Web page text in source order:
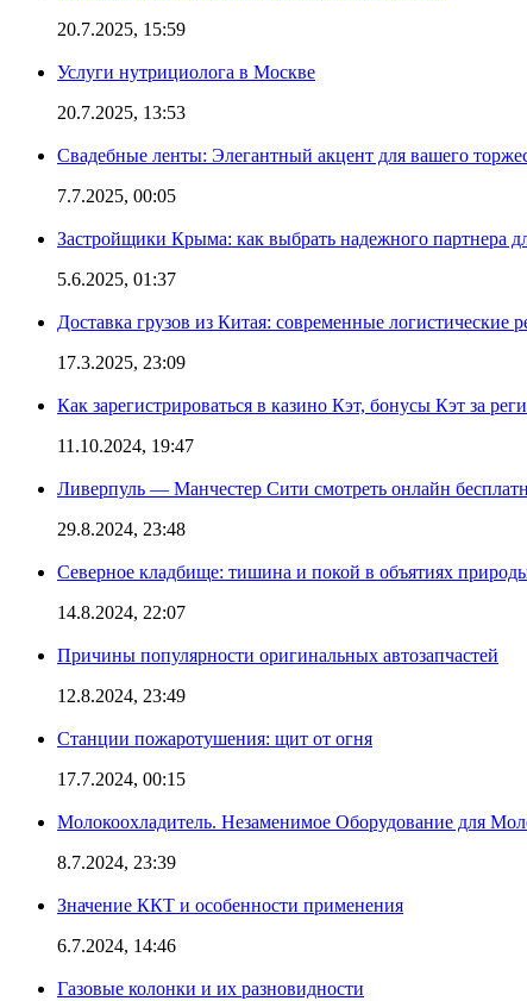
20.7.2025, 15:59
Услуги нутрициолога в Москве
20.7.2025, 13:53
Свадебные ленты: Элегантный акцент для вашего
7.7.2025, 00:05
Застройщики Крыма: как выбрать надежного партнера
5.6.2025, 01:37
Доставка грузов из Китая: современные логистические
17.3.2025, 23:09
Как зарегистрироваться в казино Кэт, бонусы Кэт за
11.10.2024, 19:47
Ливерпуль — Манчестер Сити смотреть онлайн
29.8.2024, 23:48
Северное кладбище: тишина и покой в объятиях
14.8.2024, 22:07
Причины популярности оригинальных автозапчастей
12.8.2024, 23:49
Станции пожаротушения: щит от огня
17.7.2024, 00:15
Молокоохладитель. Незаменимое Оборудование для
8.7.2024, 23:39
Значение ККТ и особенности применения
6.7.2024, 14:46
Газовые колонки и их разновидности